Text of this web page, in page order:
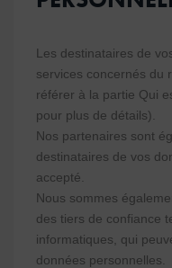
Les destinataires de
services concernés du
référer à la partie Qui
pour plus de détails).
Nos partenaires sont
destinataires de vos
accepté.
Nous sommes
des tiers de confiance
informatiques, qui
données personnelles.